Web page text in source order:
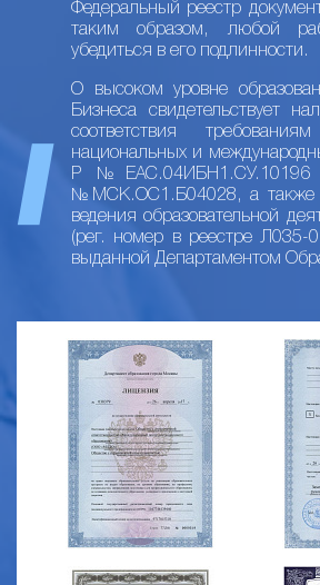
Федеральный реестр
таким образом, любой
убедиться в его подлинности.
О высоком уровне
Бизнеса свидетельствует
соответствия
национальных и
Р №ЕАС.04ИБН1.СУ.10196
№МСК.ОС1.Б04028, а также
ведения образовательной
(рег. номер в реестре Л035-
выданной Департаментом